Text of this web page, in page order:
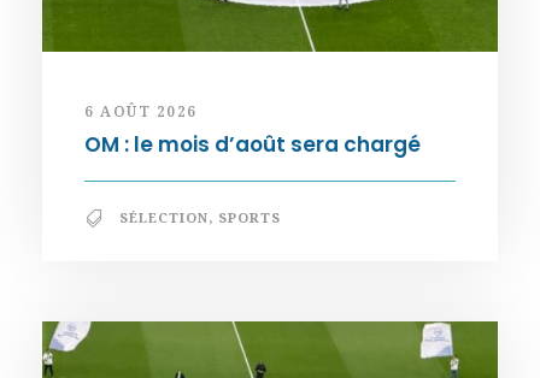
6 AOÛT 2026
OM : le mois d’août sera chargé
SÉLECTION, SPORTS